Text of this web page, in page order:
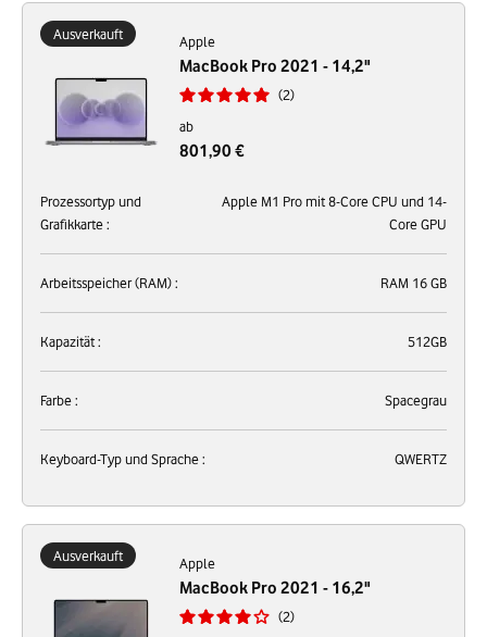
Ausverkauft Apple
MacBook Pro 2021 - 14,2"
2
ab
801,90 €
Prozessortyp und
Grafikkarte :
Apple M1 Pro mit 8-Core CPU und 14-
Core GPU
Arbeitsspeicher (RAM) : RAM 16 GB
Kapazität : 512GB
Farbe : Spacegrau
Keyboard-Typ und Sprache : QWERTZ
Ausverkauft Apple
MacBook Pro 2021 - 16,2"
2